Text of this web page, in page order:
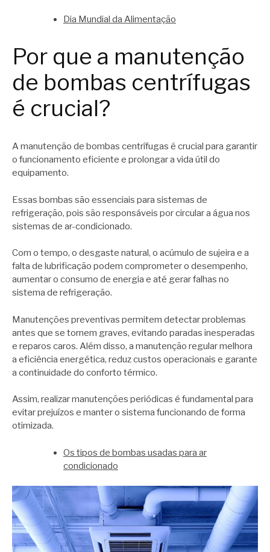
Dia Mundial da Alimentação
Por que a manutenção
de bombas centrífugas
é crucial?
A manutenção de bombas centrífugas é crucial para garantir
o funcionamento eficiente e prolongar a vida útil do
equipamento.
Essas bombas são essenciais para sistemas de
refrigeração, pois são responsáveis por circular a água nos
sistemas de ar-condicionado.
Com o tempo, o desgaste natural, o acúmulo de sujeira e a
falta de lubrificação podem comprometer o desempenho,
aumentar o consumo de energia e até gerar falhas no
sistema de refrigeração.
Manutenções preventivas permitem detectar problemas
antes que se tornem graves, evitando paradas inesperadas
e reparos caros. Além disso, a manutenção regular melhora
a eficiência energética, reduz custos operacionais e garante
a continuidade do conforto térmico.
Assim, realizar manutenções periódicas é fundamental para
evitar prejuízos e manter o sistema funcionando de forma
otimizada.
Os tipos de bombas usadas para ar
condicionado